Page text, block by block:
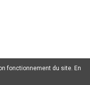
fonctionnement du site. En